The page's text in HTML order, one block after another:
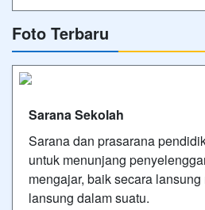
Foto Terbaru
Sarana Sekolah
Sarana dan prasarana
untuk menunjang
mengajar, baik secara
lansung dalam suatu.